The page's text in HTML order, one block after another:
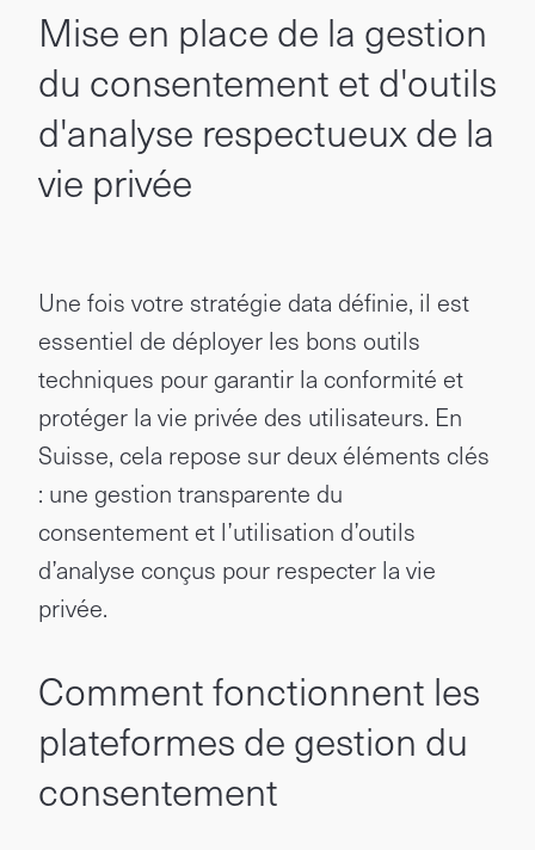
Mise en place de la gestion
du consentement et d'outils
d'analyse respectueux de la
vie privée
Une fois votre stratégie data définie, il est
essentiel de déployer les bons outils
techniques pour garantir la conformité et
protéger la vie privée des utilisateurs. En
Suisse, cela repose sur deux éléments clés
: une gestion transparente du
consentement et l’utilisation d’outils
d’analyse conçus pour respecter la vie
privée.
Comment fonctionnent les
plateformes de gestion du
consentement